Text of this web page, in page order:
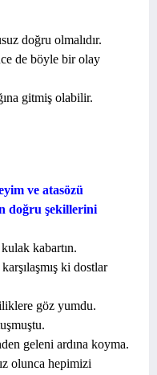
doğru olmalıdır.
de böyle bir olay
gitmiş olabilir.
ve atasözü
doğru şekillerini
kabartın.
ki dostlar
göz yumdu.
geleni ardına koyma.
olunca hepimizi